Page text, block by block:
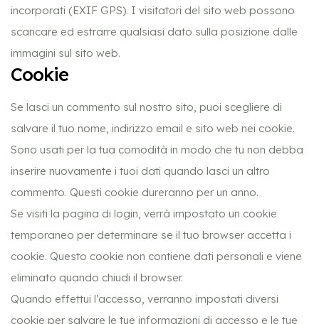
incorporati (EXIF GPS). I visitatori del sito web possono
scaricare ed estrarre qualsiasi dato sulla posizione dalle
immagini sul sito web.
Cookie
Se lasci un commento sul nostro sito, puoi scegliere di
salvare il tuo nome, indirizzo email e sito web nei cookie.
Sono usati per la tua comodità in modo che tu non debba
inserire nuovamente i tuoi dati quando lasci un altro
commento. Questi cookie dureranno per un anno.
Se visiti la pagina di login, verrà impostato un cookie
temporaneo per determinare se il tuo browser accetta i
cookie. Questo cookie non contiene dati personali e viene
eliminato quando chiudi il browser.
Quando effettui l’accesso, verranno impostati diversi
cookie per salvare le tue informazioni di accesso e le tue